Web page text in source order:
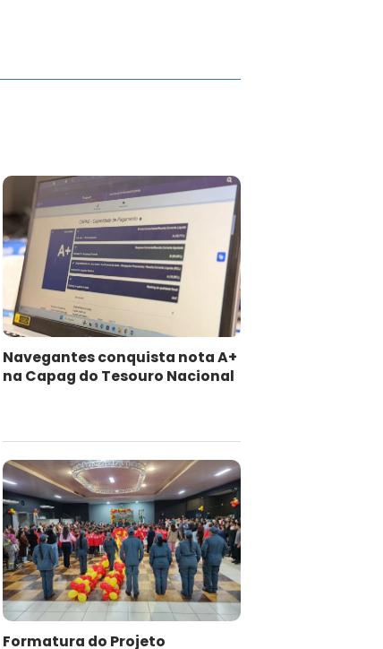
Navegantes conquista nota A+
na Capag do Tesouro Nacional
Formatura do Projeto